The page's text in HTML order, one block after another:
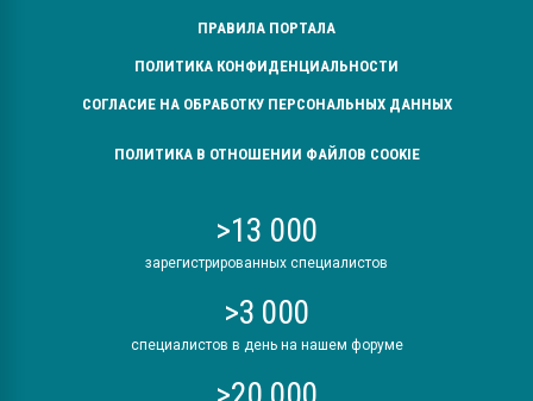
ПРАВИЛА ПОРТАЛА
ПОЛИТИКА КОНФИДЕНЦИАЛЬНОСТИ
СОГЛАСИЕ НА ОБРАБОТКУ ПЕРСОНАЛЬНЫХ ДАННЫХ
ПОЛИТИКА В ОТНОШЕНИИ ФАЙЛОВ COOKIE
>13 000
зарегистрированных специалистов
>3 000
специалистов в день на нашем форуме